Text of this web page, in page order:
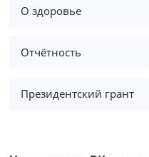
О здоровье
Отчётность
Президентский грант